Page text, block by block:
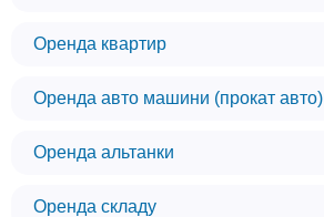
Оренда квартир
Оренда авто машини (прокат авто)
Оренда альтанки
Оренда складу